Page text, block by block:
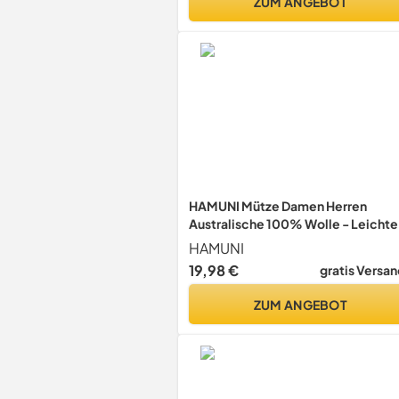
HAMUNI Mütze Damen Herren
Australische 100% Wolle - Leichte
Slouch Beanie Mütze, Atmungsaktiv
Chemo Mütze für 3-Saison
(Frühling/Herbst/Winter)
HAMUNI
19,98 €
gratis
ZUM ANGEBOT